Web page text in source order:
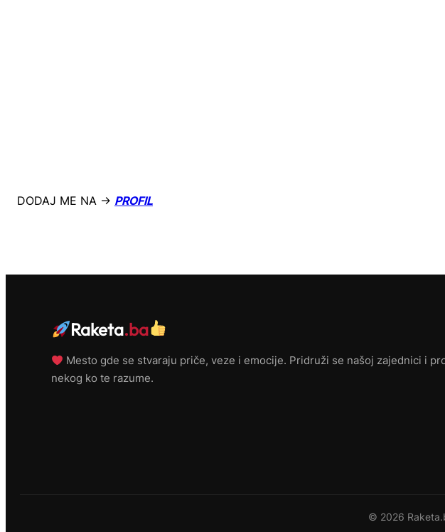
DODAJ ME NA → PROFIL
Raketa.ba
Mesto gde se stvaraju priče, veze i emocije. Pridruži se našoj zajednici i
nekog ko te razume.
© 2026